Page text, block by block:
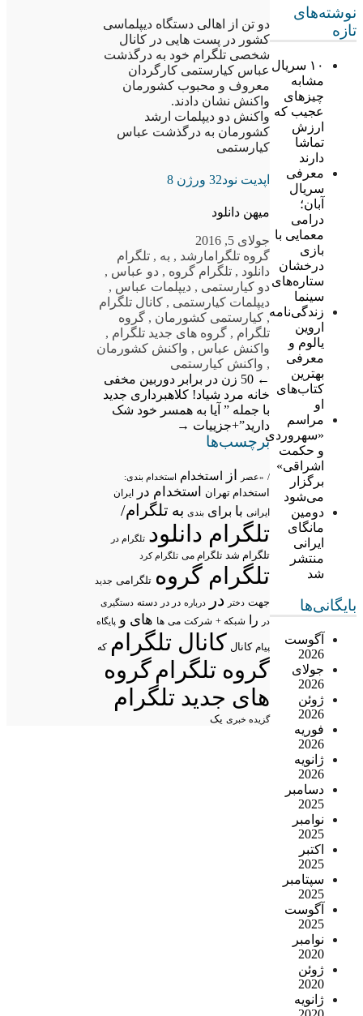
نوشته‌های
تازه
۱۰ سریال
مشابه
چیزهای
عجیب که
ارزش
تماشا
دارند
معرفی
سریال
آبان؛
درامی
معمایی با
بازی
درخشان
ستاره‌های
سینما
زندگی‌نامه
اروین
یالوم و
معرفی
بهترین
کتاب‌های
او
مراسم
«سهروردی
و حکمت
اشراقی»
برگزار
می‌شود
دومین
مانگای
ایرانی
منتشر
شد
بایگانی‌ها
آگوست
2026
جولای
2026
ژوئن
2026
فوریه
2026
ژانویه
2026
دسامبر
2025
نوامبر
2025
اکتبر
2025
سپتامبر
2025
آگوست
2025
نوامبر
2020
ژوئن
2020
ژانویه
دو تن از اهالی دستگاه دیپلماسی
کشور در پست هایی در کانال
شخصی تلگرام خود به درگذشت
عباس کیارستمی کارگردان
معروف و محبوب کشورمان
واکنش نشان دادند.
واکنش دو دیپلمات ارشد
کشورمان به درگذشت عباس
کیارستمی
اپدیت نود32 ورژن 8
میهن دانلود
جولای 5, 2016
گروه تلگرامارشد , به , تلگرام
دانلود , تلگرام گروه , دو عباس ,
دو کیارستمی , دیپلمات عباس ,
دیپلمات کیارستمی , کانال تلگرام
, کیارستمی کشورمان , گروه
تلگرام , گروه های جدید تلگرام ,
واکنش عباس , واکنش کشورمان
, واکنش کیارستمی
←
50 زن در برابر دوربین مخفی
خانه مرد شیاد! کلاهبرداری جدید
با جمله ” آیا به همسر خود شک
دارید”+جزییات →
برچسب‌ها
/ «عصر از استخدام استخدام بندی:
استخدام تهران استخدام در ایران
ایرانی با برای بندی به تلگرام/
تلگرام دانلود تلگرام در
تلگرام شد تلگرام می تلگرام کرد
تلگرام گروه تلگرامی جدید
جهت دختر در درباره در در دسته دستگیری
در
را شبکه + شرکت می ها های و پایگاه
پیام کانال کانال تلگرام که
گروه تلگرامگروه
های جدید تلگرام
گزیده خبری یک